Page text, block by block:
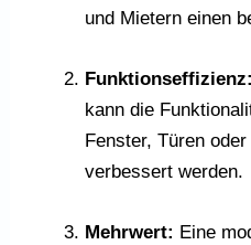
und Mietern einen
Funktionseffizienz:
kann die
Fenster, Türen
verbessert werden.
Mehrwert: Eine